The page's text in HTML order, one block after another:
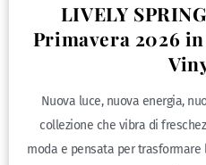
LIVELY
Primavera 2026
Nuova luce, nuova energia,
collezione che vibra di
moda e pensata per trasformare